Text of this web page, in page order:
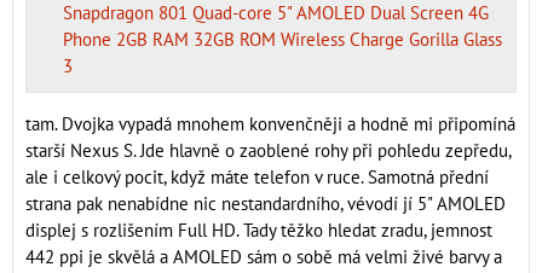
Snapdragon 801 Quad-core 5" AMOLED Dual Screen 4G
Phone 2GB RAM 32GB ROM Wireless Charge Gorilla Glass
3
tam. Dvojka vypadá mnohem konvenčněji a hodně mi připomíná
starší Nexus S. Jde hlavně o zaoblené rohy při pohledu zepředu,
ale i celkový pocit, když máte telefon v ruce. Samotná přední
strana pak nenabídne nic nestandardního, vévodí jí 5" AMOLED
displej s rozlišením Full HD. Tady těžko hledat zradu, jemnost
442 ppi je skvělá a AMOLED sám o sobě má velmi živé barvy a